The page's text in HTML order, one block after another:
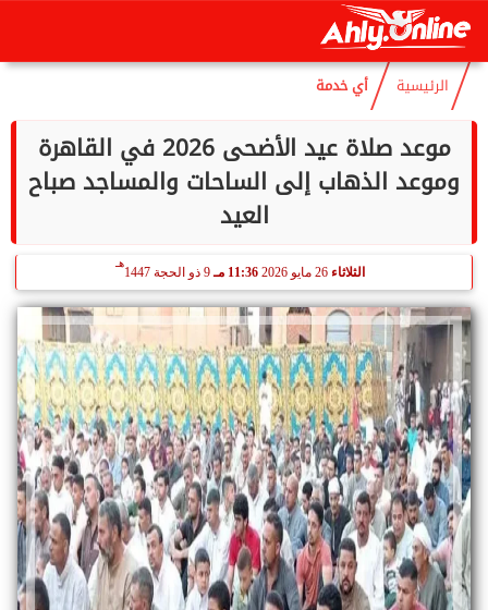
الجمعة
الرئيسية أي خدمة
موعد صلاة عيد الأضحى 2026 في القاهرة
وموعد الذهاب إلى الساحات والمساجد صباح
العيد
الثلاثاء 26 مايو 2026 11:36 مـ 9 ذو الحجة 1447
هـ